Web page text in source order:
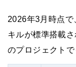
2026年3月時点
キルが標準搭載
のプロジェクトで